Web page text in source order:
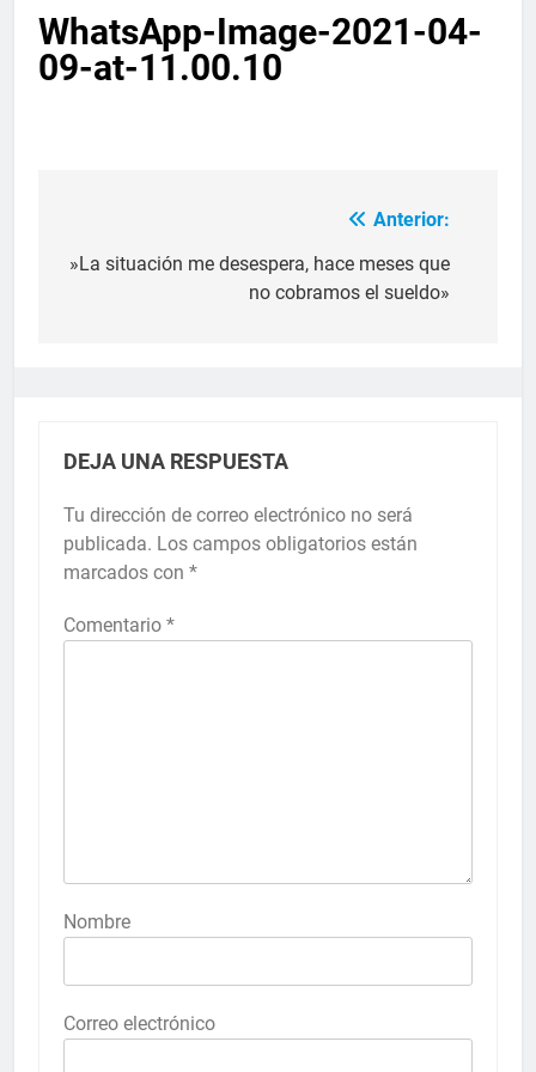
WhatsApp-Image-2021-04-
09-at-11.00.10
Anterior:
»La situación me desespera, hace meses que
no cobramos el sueldo»
DEJA UNA RESPUESTA
Tu dirección de correo electrónico no será
publicada. Los campos obligatorios están
marcados con *
Comentario *
Nombre
Correo electrónico